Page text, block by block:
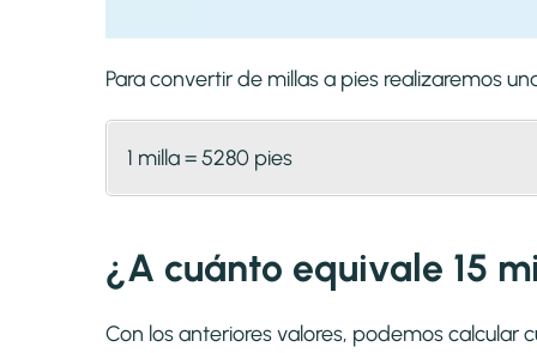
Para convertir de millas a pies realizaremos
1 milla = 5280 pies
¿A cuánto equivale 15
Con los anteriores valores, podemos calcular